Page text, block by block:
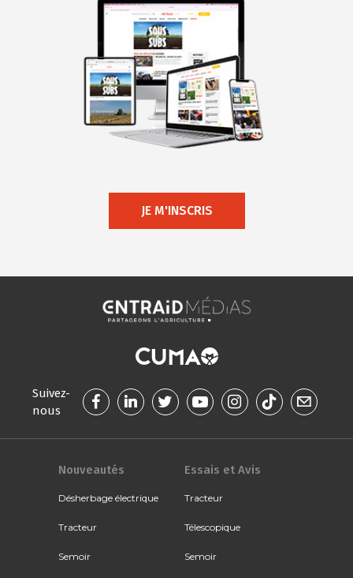
JE M'INSCRIS
Suivez-
nous
Nouveautés
Désherbage électrique
Tracteur
Semoir
Essais et Avis
Tracteur
Télescopique
Semoir